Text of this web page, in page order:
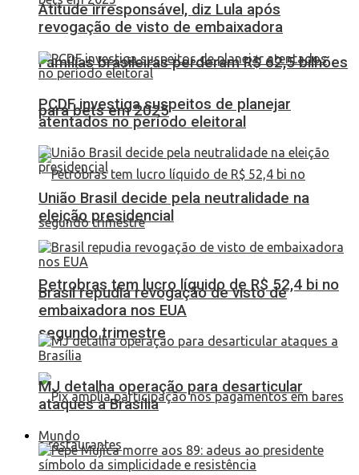
Famílias brasileiras perderam R$ 62,5 bilhões
para bets em 2025
Petrobras tem lucro líquido de R$ 52,4 bi no
segundo trimestre
Atitude irresponsável, diz Lula após
revogação de visto de embaixadora
PCDF investiga suspeitos de planejar
atentados no período eleitoral
União Brasil decide pela neutralidade na
eleição presidencial
Brasil repudia revogação de visto de
embaixadora nos EUA
MJ detalha operação para desarticular
ataques a Brasília
Mundo